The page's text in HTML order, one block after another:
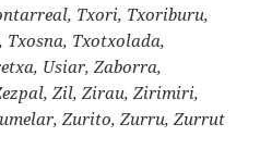
Txori, Txoriburu,
Txotxolada,
Usiar, Zaborra,
Zil, Zirau, Zirimiri,
Zurito, Zurru, Zurrut